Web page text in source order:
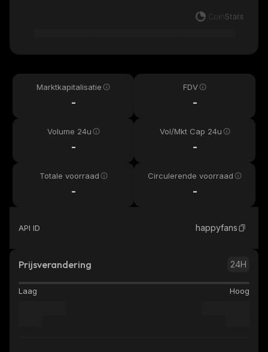
Marktkapitalisatie
-
FDV
-
Volume 24u
-
Vol/Mkt Cap 24u
-
Totale voorraad
-
Circulerende voorraad
-
API ID happyfans
Prijsverandering 24H
Laag Hoog